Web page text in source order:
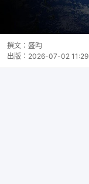
撰文： 盛昀
出版： 2026-07-02 11:29